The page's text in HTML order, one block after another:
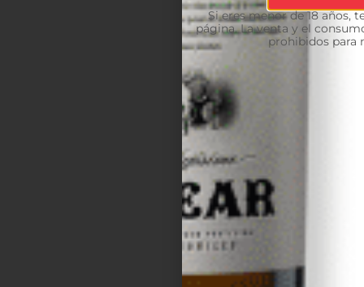
Si eres menor de 18 años,
página. La venta y el
prohibidos para